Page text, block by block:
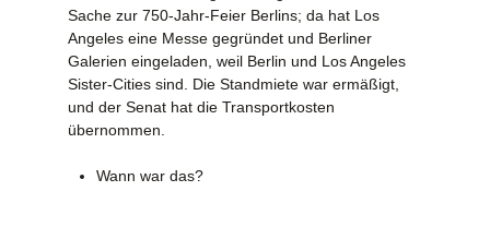
Sache zur 750-Jahr-Feier Berlins; da hat Los
Angeles eine Messe gegründet und Berliner
Galerien eingeladen, weil Berlin und Los Angeles
Sister-Cities sind. Die Standmiete war ermäßigt,
und der Senat hat die Transportkosten
übernommen.
Wann war das?